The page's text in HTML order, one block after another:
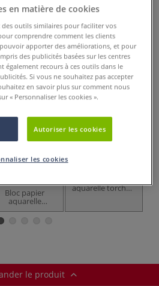
dès
Prix TTCInfo frais
Acheter ce Produit
également vous
Bloc papier
aquarelle
Leonardo de
aquarelle torchon
le produit
en matière de cookies
outils similaires pour faciliter vos
comprendre comment les clients
apporter des améliorations, et pour
des publicités basées sur les centres
également recours à ces outils dans le
Si vous ne souhaitez pas accepter
en savoir plus sur comment nous
« Personnaliser les cookies ».
Autoriser les cookies
les cookies